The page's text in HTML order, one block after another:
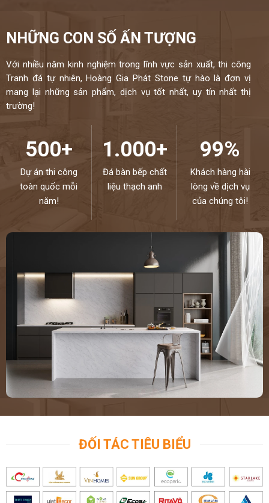
NHỮNG CON SỐ ẤN TƯỢNG
Với nhiều năm kinh nghiệm trong lĩnh vực sản xuất, thi công
Tranh đá tự nhiên, Hoàng Gia Phát Stone tự hào là đơn vị
mang lại những sản phẩm, dịch vụ tốt nhất, uy tín nhất thị
trường!
500+
Dự án thi công
toàn quốc mỗi
năm!
1.000+
Đá bàn bếp chất
liệu thạch anh
99%
Khách hàng hài
lòng về dịch vụ
của chúng tôi!
ĐỐI TÁC TIÊU BIỂU